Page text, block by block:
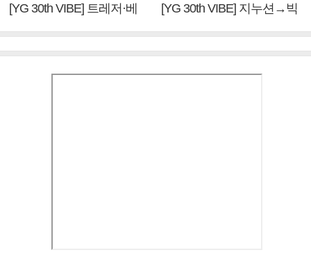
[YG 30th VIBE] 트레저·베
[YG 30th VIBE] 지누션→빅